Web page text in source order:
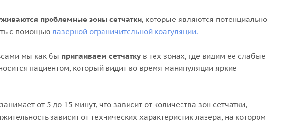
проблемные зоны сетчатки, которые являются потенциально
с помощью лазерной ограничительной коагуляции.
мы как бы припаиваем сетчатку в тех зонах, где видим ее слабые
пациентом, который видит во время манипуляции яркие
от 5 до 15 минут, что зависит от количества зон сетчатки,
зависит от технических характеристик лазера, на котором